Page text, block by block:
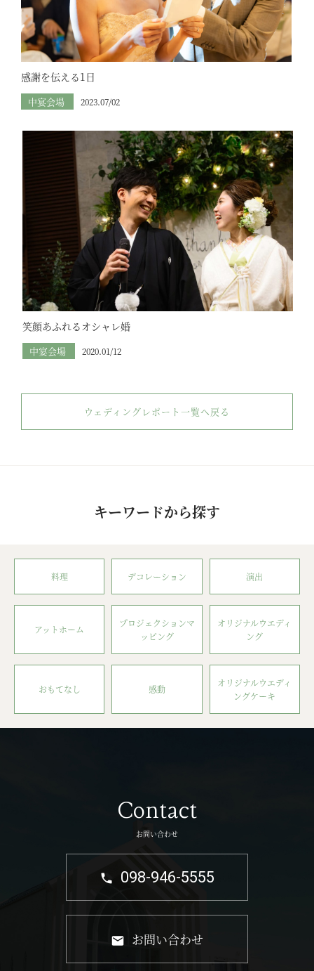
感謝を伝える1日
中宴会場 2023.07/02
笑顔あふれるオシャレ婚
中宴会場 2020.01/12
ウェディングレポート一覧へ戻る
キーワードから探す
料理 デコレーション 演出
アットホーム
プロジェクションマ
ッピング
オリジナルウエディ
ング
おもてなし 感動
オリジナルウエディ
ングケーキ
Contact
お問い合わせ
098-946-5555
お問い合わせ